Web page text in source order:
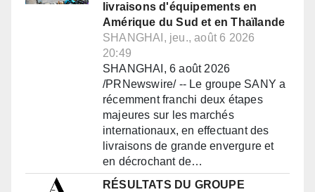
livraisons d'équipements en
Amérique du Sud et en Thaïlande
SHANGHAI, jeu., août 6 2026
20:49
SHANGHAI, 6 août 2026
/PRNewswire/ -- Le groupe SANY a
récemment franchi deux étapes
majeures sur les marchés
internationaux, en effectuant des
livraisons de grande envergure et
en décrochant de…
RÉSULTATS DU GROUPE